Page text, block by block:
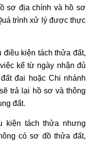
sơ địa chính và hồ sơ
trình xử lý được thực
kiện tách thửa đất,
kể từ ngày nhận đủ
đai hoặc Chi nhánh
trả lại hồ sơ và thông
đất.
kiện tách thửa nhưng
có sơ đồ thửa đất,